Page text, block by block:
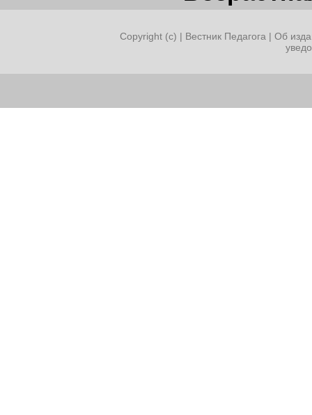
Copyright (c) | Вестник Педагога | Об